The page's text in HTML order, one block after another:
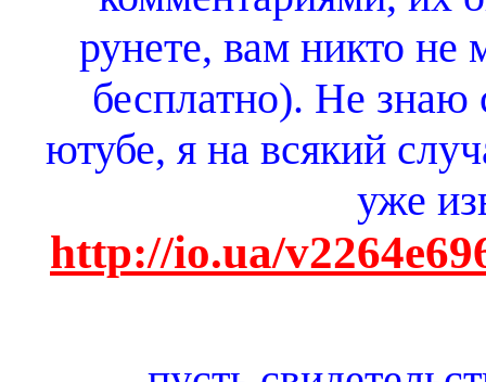
рунете, вам никто не
бесплатно). Не знаю
ютубе, я на всякий
уже
http://io.ua/